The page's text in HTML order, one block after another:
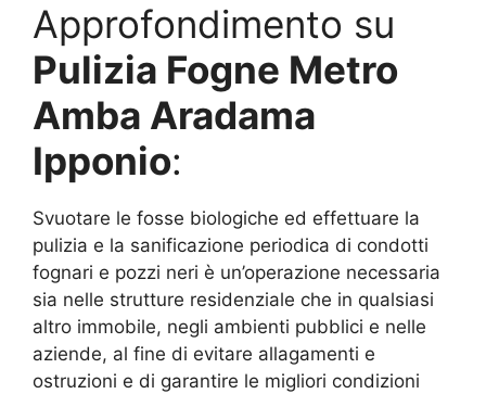
Approfondimento su
Pulizia Fogne Metro
Amba Aradama
Ipponio:
Svuotare le fosse biologiche ed effettuare la
pulizia e la sanificazione periodica di condotti
fognari e pozzi neri è un’operazione necessaria
sia nelle strutture residenziale che in qualsiasi
altro immobile, negli ambienti pubblici e nelle
aziende, al fine di evitare allagamenti e
ostruzioni e di garantire le migliori condizioni